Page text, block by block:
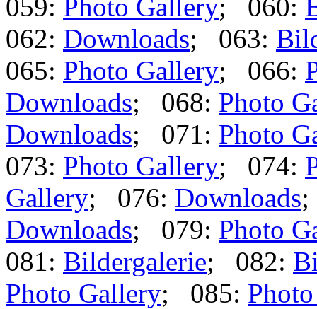
059: Photo Gallery; 060:
062: Downloads; 063:
065: Photo Gallery; 066:
Downloads; 068: Photo
Downloads; 071: Photo
073: Photo Gallery; 074:
Gallery; 076: Downloads
Downloads; 079: Photo
081: Bildergalerie; 082:
Photo Gallery; 085: